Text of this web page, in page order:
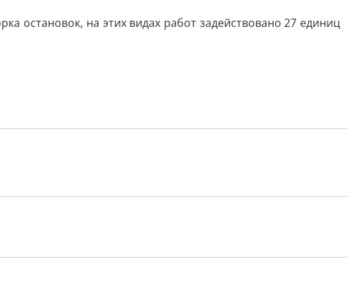
остановок, на этих видах работ задействовано 27 единиц